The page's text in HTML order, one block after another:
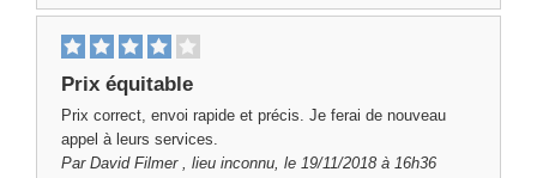
Prix ​​équitable
Prix ​​correct, envoi rapide et précis. Je ferai de nouveau
appel à leurs services.
Par David Filmer, lieu inconnu, le 19/11/2018 à 16h36